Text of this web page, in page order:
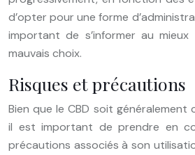
d’opter pour une forme
important de s’informer au
mauvais choix.
Risques et précautions
Bien que le CBD soit généralement
il est important de prendre en
précautions associés à son